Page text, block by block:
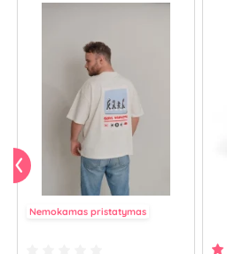
Nemokamas pristatymas